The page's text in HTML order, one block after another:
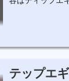
テップエ